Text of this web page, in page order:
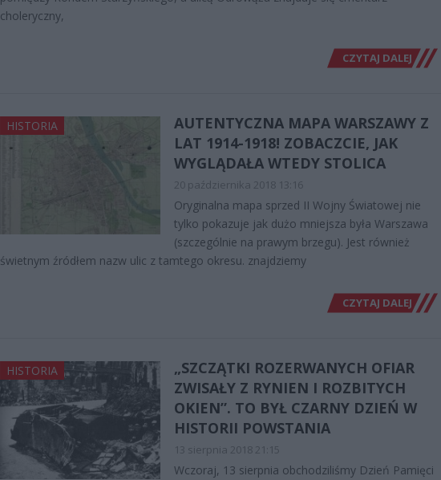
choleryczny,
CZYTAJ DALEJ
HISTORIA
AUTENTYCZNA MAPA WARSZAWY Z
LAT 1914-1918! ZOBACZCIE, JAK
WYGLĄDAŁA WTEDY STOLICA
20 października 2018 13:16
Oryginalna mapa sprzed II Wojny Światowej nie
tylko pokazuje jak dużo mniejsza była Warszawa
(szczególnie na prawym brzegu). Jest również
świetnym źródłem nazw ulic z tamtego okresu. znajdziemy
CZYTAJ DALEJ
HISTORIA
„SZCZĄTKI ROZERWANYCH OFIAR
ZWISAŁY Z RYNIEN I ROZBITYCH
OKIEN”. TO BYŁ CZARNY DZIEŃ W
HISTORII POWSTANIA
13 sierpnia 2018 21:15
Wczoraj, 13 sierpnia obchodziliśmy Dzień Pamięci